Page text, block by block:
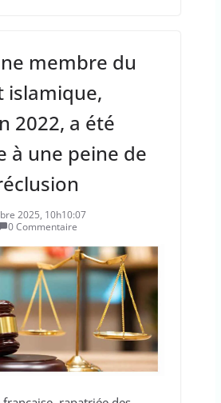
membre du
islamique,
2022, a été
à une peine de
2025, 10h10:07
0 Commentaire